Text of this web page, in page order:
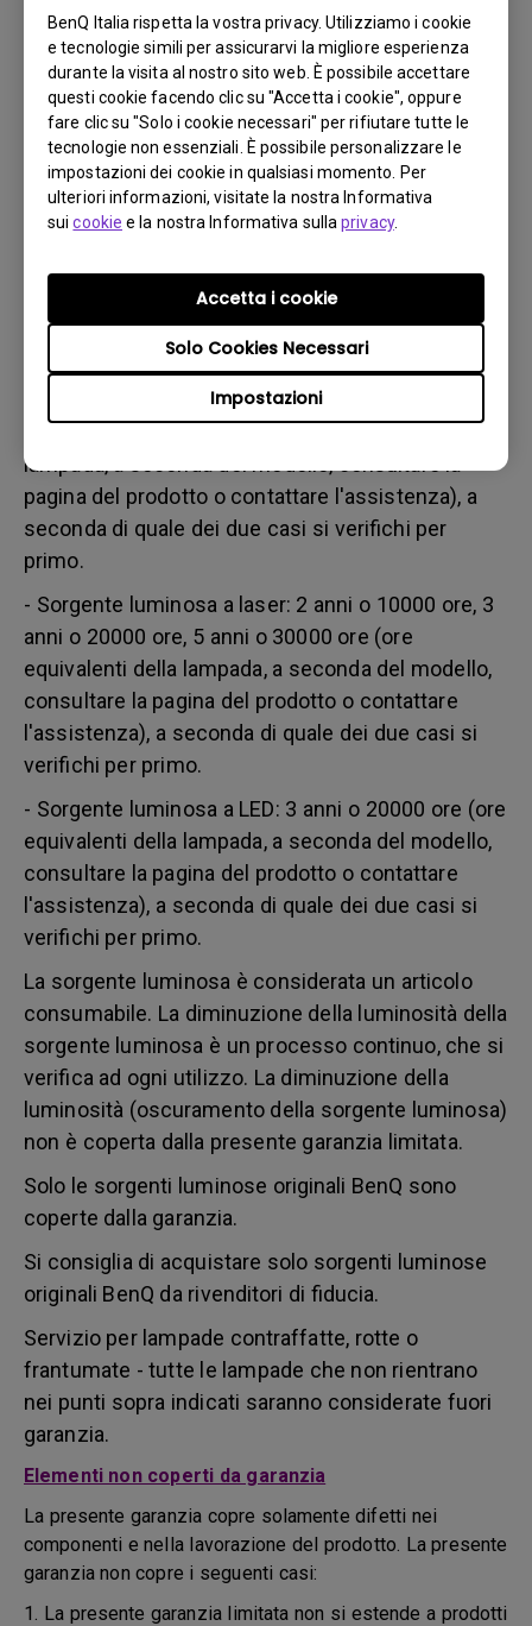
BenQ Italia rispetta la vostra privacy. Utilizziamo i cookie
e tecnologie simili per assicurarvi la migliore esperienza
durante la visita al nostro sito web. È possibile accettare
questi cookie facendo clic su "Accetta i cookie", oppure
fare clic su "Solo i cookie necessari" per rifiutare tutte le
tecnologie non essenziali. È possibile personalizzare le
impostazioni dei cookie in qualsiasi momento. Per
ulteriori informazioni, visitate la nostra Informativa
suicookie e la nostra Informativa sullaprivacy.
Impostazioni
Solo Cookies Necessari
Accetta i cookie
b. del danno fisico
3. Tenere la fattura e la bolla di consegna a portata di
mano
4. Non utilizzare il prodotto, poiché potrebbero essere
valutate le ore di utilizzo.
La garanzia della lampada (qui indicata come
sorgente luminosa) si basa sul tipo di sorgente
luminosa ed è limitata a:
- Sorgente luminosa a lampada (UHP): 1 anno o
lampada, a seconda del modello, consultare la
pagina del prodotto o contattare l'assistenza), a
seconda di quale dei due casi si verifichi per
primo.
- Sorgente luminosa a laser: 2 anni o 10000 ore, 3
anni o 20000 ore, 5 anni o 30000 ore (ore
equivalenti della lampada, a seconda del modello,
consultare la pagina del prodotto o contattare
l'assistenza), a seconda di quale dei due casi si
verifichi per primo.
- Sorgente luminosa a LED: 3 anni o 20000 ore (ore
equivalenti della lampada, a seconda del modello,
consultare la pagina del prodotto o contattare
l'assistenza), a seconda di quale dei due casi si
verifichi per primo.
La sorgente luminosa è considerata un articolo
consumabile. La diminuzione della luminosità della
sorgente luminosa è un processo continuo, che si
verifica ad ogni utilizzo. La diminuzione della
luminosità (oscuramento della sorgente luminosa)
non è coperta dalla presente garanzia limitata.
Solo le sorgenti luminose originali BenQ sono
coperte dalla garanzia.
Si consiglia di acquistare solo sorgenti luminose
originali BenQ da rivenditori di fiducia.
Servizio per lampade contraffatte, rotte o
frantumate - tutte le lampade che non rientrano
nei punti sopra indicati saranno considerate fuori
garanzia.
Elementi non coperti da garanzia
La presente garanzia copre solamente difetti nei
componenti e nella lavorazione del prodotto. La presente
garanzia non copre i seguenti casi:
1. La presente garanzia limitata non si estende a prodotti